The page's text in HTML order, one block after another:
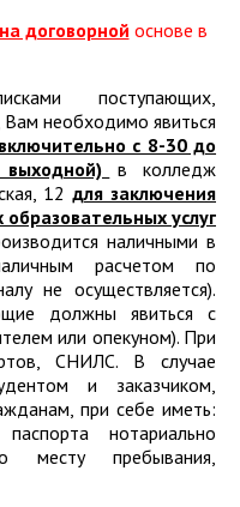
представителю
в приемную
договора о
носителе. В случае,
к
согласие законного
усыновителя,
о целевом
договора о
сроком подачи
по специальностям:
дело, Сестринское
(по московскому
– до 15 августа до
на договорной основе в
поступающих,
необходимо явиться
включительно с 8-30 до
выходной)
в колледж
12 для заключения
услуг
наличными в
расчетом по
не осуществляется).
должны явиться с
или опекуном). При
СНИЛС. В случае
и заказчиком,
при себе иметь:
нотариально
месту пребывания,